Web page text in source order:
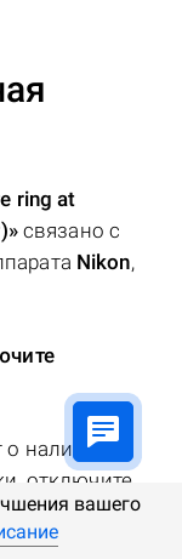
ring at
связано с
Nikon,
о наличии
отключите
вашего